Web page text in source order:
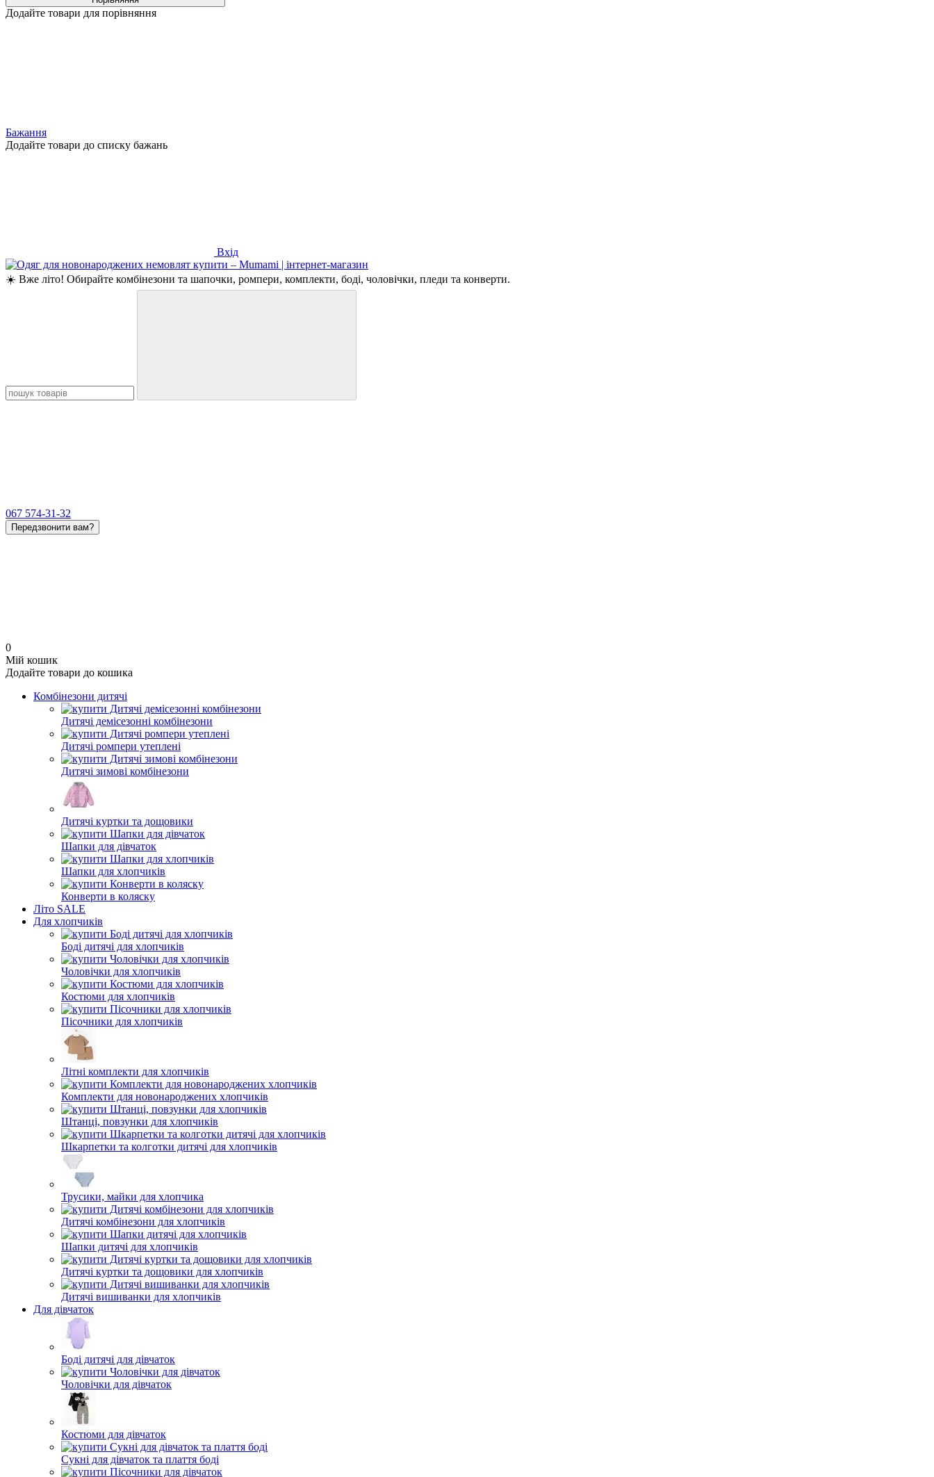
Додайте товари для порівняння
Бажання
Додайте товари до списку бажань
Вхід
☀️ Вже літо! Обирайте комбінезони та шапочки, ромпери, комплекти, боді, чоловічки, пледи та конверти.
067 574-31-32
Передзвонити вам?
0
Мій кошик
Додайте товари до кошика
Комбінезони дитячі
Дитячі демісезонні комбінезони
Дитячі ромпери утеплені
Дитячі зимові комбінезони
Дитячі куртки та дощовики
Шапки для дівчаток
Шапки для хлопчиків
Конверти в коляску
Літо SALE
Для хлопчиків
Боді дитячі для хлопчиків
Чоловічки для хлопчиків
Костюми для хлопчиків
Пісочники для хлопчиків
Літні комплекти для хлопчиків
Комплекти для новонароджених хлопчиків
Штанці, повзунки для хлопчиків
Шкарпетки та колготки дитячі для хлопчиків
Трусики, майки для хлопчика
Дитячі комбінезони для хлопчиків
Шапки дитячі для хлопчиків
Дитячі куртки та дощовики для хлопчиків
Дитячі вишиванки для хлопчиків
Для дівчаток
Боді дитячі для дівчаток
Чоловічки для дівчаток
Костюми для дівчаток
Сукні для дівчаток та плаття боді